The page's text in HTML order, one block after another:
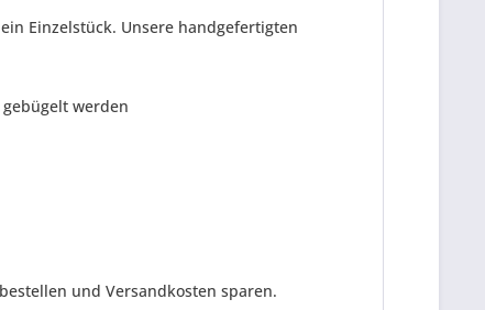
Einzelstück. Unsere handgefertigten
werden
und Versandkosten sparen.